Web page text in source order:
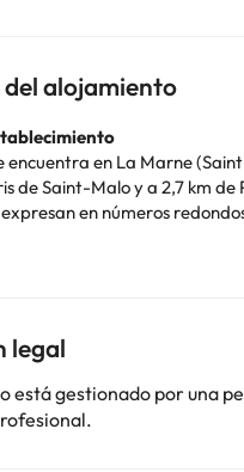
alojamiento
en La Marne (Saint-Malo), a
de Saint-Malo y a 2,7 km de
en números
Saint-Malo: 2,1 km
km
km
2,6 km
2,7 km
legal
está gestionado por una